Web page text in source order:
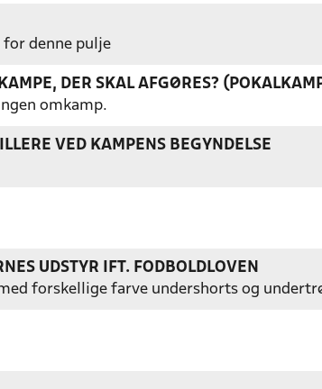
for denne pulje
DER SKAL AFGØRES?
omkamp.
VED KAMPENS BEGYNDELSE
UDSTYR IFT. FODBOLDLOVEN
forskellige farve undershorts og